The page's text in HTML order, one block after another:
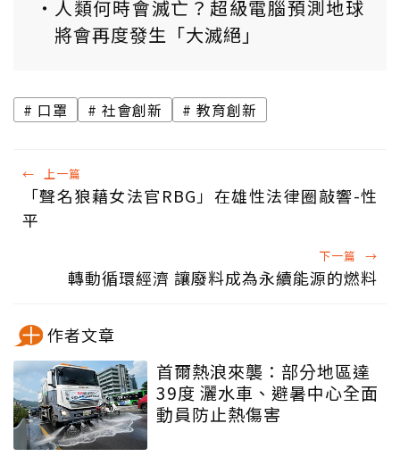
人類何時會滅亡？超級電腦預測地球
將會再度發生「大滅絕」
口罩 社會創新 教育創新
← 上一篇
「聲名狼藉女法官RBG」在雄性法律圈敲響-性
平
下一篇 →
轉動循環經濟 讓廢料成為永續能源的燃料
作者文章
首爾熱浪來襲：部分地區達
39度 灑水車、避暑中心全面
動員防止熱傷害